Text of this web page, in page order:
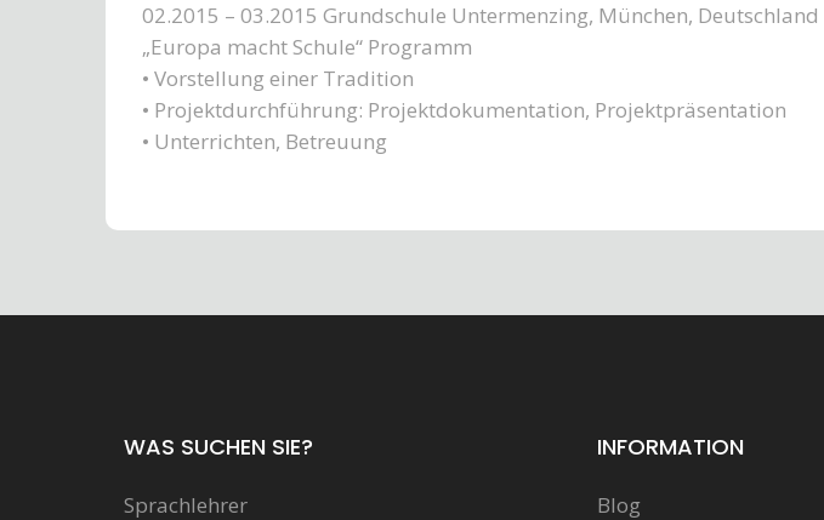
02.2015 – 03.2015 Grundschule Untermenzing, München, Deutschland
„Europa macht Schule“ Programm
• Vorstellung einer Tradition
• Projektdurchführung: Projektdokumentation, Projektpräsentation
• Unterrichten, Betreuung
WAS SUCHEN SIE?
Sprachlehrer
INFORMATION
Blog